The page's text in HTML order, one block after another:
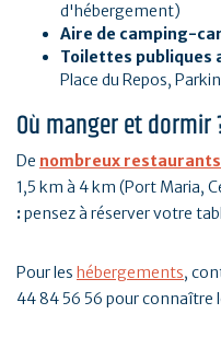
d'hébergement)
Aire de camping-
Toilettes publiques
Place du Repos,
Où manger et dormir
De nombreux restaurants
1,5 km à 4 km (Port Maria,
:pensez à réserver votre
Pour les hébergements,
44 84 56 56 pour connaître